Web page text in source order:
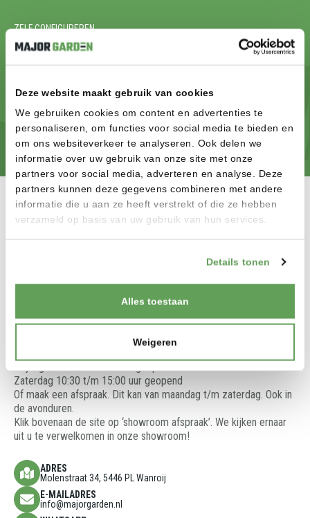
Deze website maakt gebruik van cookies
We gebruiken cookies om content en advertenties te
personaliseren, om functies voor social media te bieden en
om ons websiteverkeer te analyseren. Ook delen we
informatie over uw gebruik van onze site met onze
partners voor social media, adverteren en analyse. Deze
partners kunnen deze gegevens combineren met andere
informatie die u aan ze heeft verstrekt of die ze hebben
verzameld op basis van uw gebruik van hun services.
Details tonen
Alles toestaan
Weigeren
ZELF CONFIGUREREN
KLAAR OM JE DROOMTUIN TE
REALISEREN? START MET
CONFIGUREREN
CONFIGUREREN
Welkom op de site van Major Garden in Wanroij! Onze showroom
van 500m² biedt u de mogelijkheid om onze hoogwaardige
poorten, schuttingen, vlonders en tuinverlichting in het echt te
We denken graag met u mee en adviseren u over de beste
oplossingen voor uw tuinproject.
Zaterdag 10:30 t/m 15:00 uur geopend
Of maak een afspraak. Dit kan van maandag t/m zaterdag. Ook in
de avonduren.
Klik bovenaan de site op ‘showroom afspraak’. We kijken ernaar
uit u te verwelkomen in onze showroom!
ADRES
Molenstraat 34, 5446 PL Wanroij
E-MAILADRES
info@majorgarden.nl